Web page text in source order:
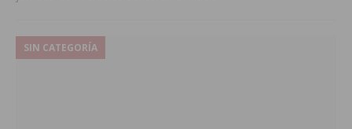
SIN CATEGORÍA